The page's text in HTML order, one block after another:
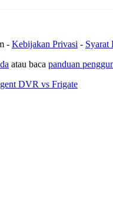
- Kebijakan Privasi - Syarat
atau baca panduan
DVR vs Frigate